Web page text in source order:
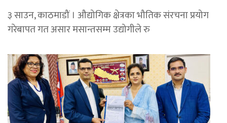
३ साउन, काठमाडौं । औद्योगिक क्षेत्रका भौतिक संरचना प्रयोग
गरेबापत गत असार मसान्तसम्म उद्योगीले रु